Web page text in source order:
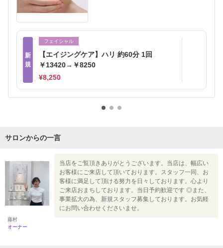
新
規
フェイシャル
【エイジングケア】ハリ 約60分 1回
￥13420→￥8250
¥8,250
サロンからの一言
藤村
オーナー
当店をご覧頂きありがとうございます。当店は、幅広い
お客様にご来店して頂いております。スタッフ一同、お
客様に満足して頂ける努力を日々しております。心より
ご来店おまちしております。当日予約歓迎です ◎また、
事業拡大の為、新規スタッフ募集しております。お気軽
にお問い合わせくださいませ。